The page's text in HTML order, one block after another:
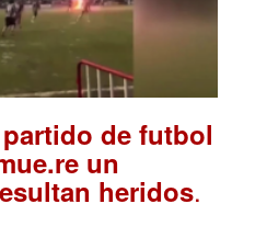
de futbol
un
heridos.